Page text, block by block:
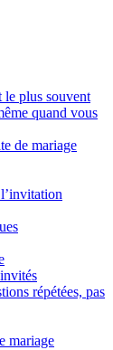
le plus souvent
quand vous
de mariage
répétées, pas
mariage